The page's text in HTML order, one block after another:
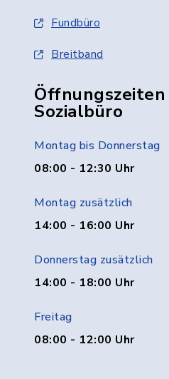
Fundbüro
Breitband
Sozialbüro
Montag bis Donnerstag
08:00 - 12:30 Uhr
Montag zusätzlich
14:00 - 16:00 Uhr
Donnerstag zusätzlich
14:00 - 18:00 Uhr
Freitag
08:00 - 12:00 Uhr